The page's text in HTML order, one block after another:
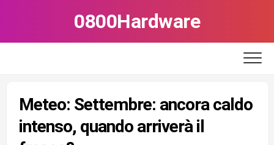
0800Hardware
Meteo: Settembre: ancora caldo
intenso, quando arriverà il